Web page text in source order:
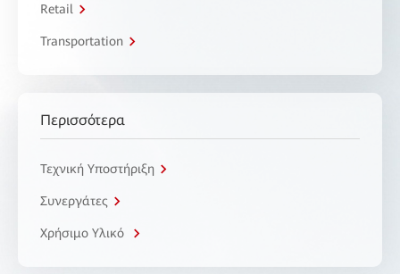
Retail
Transportation
Περισσότερα
Τεχνική Υποστήριξη
Συνεργάτες
Χρήσιμο Υλικό